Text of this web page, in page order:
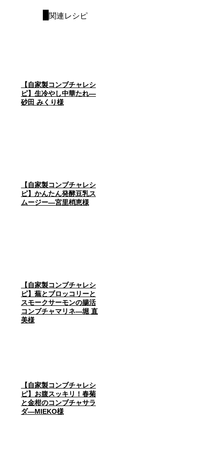
関連レシピ
【自家製コンブチャレシ
ピ】生冷やし中華たれ―
砂田 みくり様
【自家製コンブチャレシ
ピ】かんたん発酵豆乳ス
ムージー―宮里梢恵様
【自家製コンブチャレシ
ピ】蕪とブロッコリーと
スモークサーモンの腸活
コンブチャマリネ―堀 直
美様
【自家製コンブチャレシ
ピ】お腹スッキリ！春菊
と金柑のコンブチャサラ
ダ―MIEKO様